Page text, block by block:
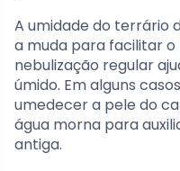
A umidade do terrário
a muda para facilitar o
nebulização regular
úmido. Em alguns
umedecer a pele do
água morna para
antiga.